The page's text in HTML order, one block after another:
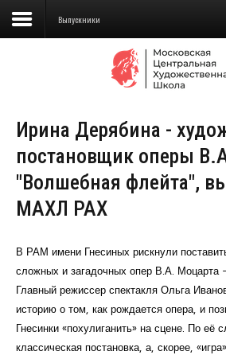
Сведения об образовательной
Школа
Училище
Детская Художественная школа
Подготовка
Образование
Доп. образование
Выпускники
Ирина Дерябина -
постановщик оперы
"Волшебная флейта",
МАХЛ РАХ
В РАМ имени Гнесиных рискнули
сложных и загадочных опер В.А.
Главный режиссер спектакля Ольга
историю о том, как рождается опера, и
Гнесинки «похулиганить» на сцене. По её
классическая постановка, а, скорее,